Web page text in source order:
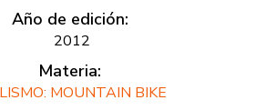
Año de edición:
2012
Materia:
MOUNTAIN BIKE